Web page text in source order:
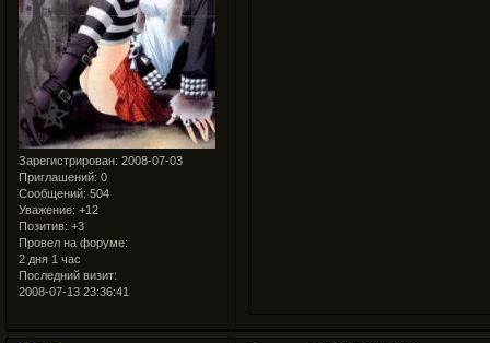
Зарегистрирован: 2008-07-03
Приглашений: 0
Сообщений: 504
Уважение: +12
Позитив: +3
Провел на форуме:
2 дня 1 час
Последний визит:
2008-07-13 23:36:41